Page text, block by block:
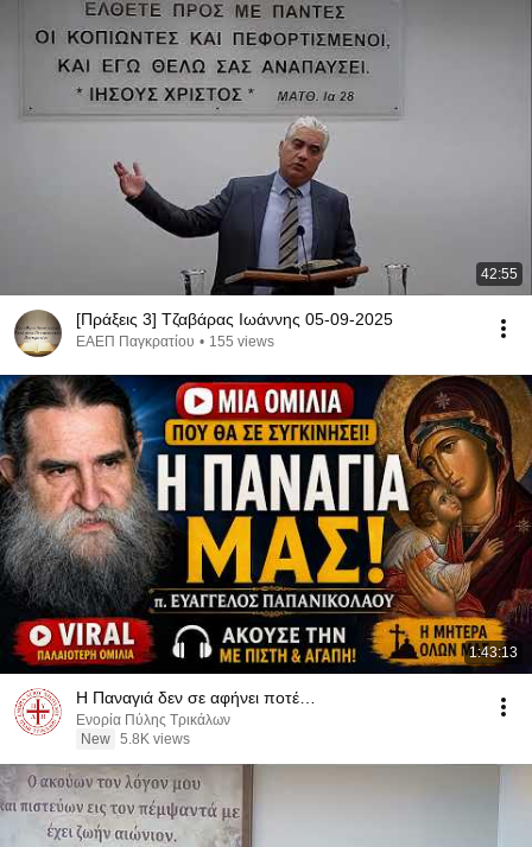
42:55
[Πράξεις 3] Τζαβάρας Ιωάννης 05-09-2025
ΕΑΕΠ Παγκρατίου • 155 views
1:43:13
Η Παναγιά δεν σε αφήνει ποτέ…
Ενορία Πύλης Τρικάλων
New 5.8K views